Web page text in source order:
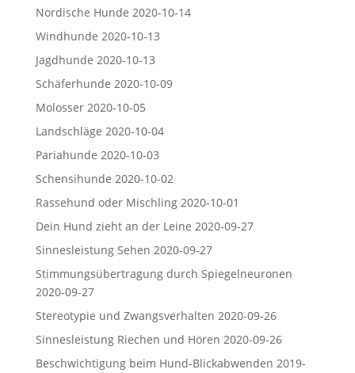
Nordische Hunde 2020-10-14
Windhunde 2020-10-13
Jagdhunde 2020-10-13
Schäferhunde 2020-10-09
Molosser 2020-10-05
Landschläge 2020-10-04
Pariahunde 2020-10-03
Schensihunde 2020-10-02
Rassehund oder Mischling 2020-10-01
Dein Hund zieht an der Leine 2020-09-27
Sinnesleistung Sehen 2020-09-27
Stimmungsübertragung durch Spiegelneuronen
2020-09-27
Stereotypie und Zwangsverhalten 2020-09-26
Sinnesleistung Riechen und Hören 2020-09-26
Beschwichtigung beim Hund-Blickabwenden 2019-